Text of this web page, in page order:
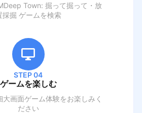
Deep Town: 掘って掘って・放
採掘 ゲーム を検索
STEP 04
ゲームを楽しむ
大画面ゲーム体験をお楽しみく
ださい